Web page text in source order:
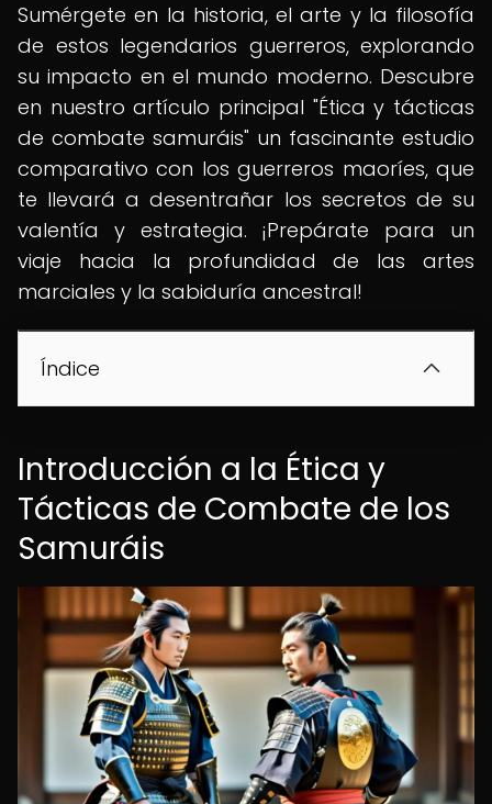
Sumérgete en la historia, el arte y la filosofía
de estos legendarios guerreros, explorando
su impacto en el mundo moderno. Descubre
en nuestro artículo principal "Ética y tácticas
de combate samuráis" un fascinante estudio
comparativo con los guerreros maoríes, que
te llevará a desentrañar los secretos de su
valentía y estrategia. ¡Prepárate para un
viaje hacia la profundidad de las artes
marciales y la sabiduría ancestral!
Índice
Introducción a la Ética y
Tácticas de Combate de los
Samuráis